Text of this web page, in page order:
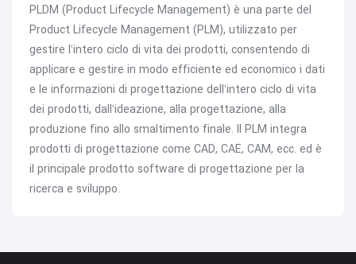
PLDM (Product Lifecycle Management) è una parte del
Product Lifecycle Management (PLM), utilizzato per
gestire l'intero ciclo di vita dei prodotti, consentendo di
applicare e gestire in modo efficiente ed economico i dati
e le informazioni di progettazione dell'intero ciclo di vita
dei prodotti, dall'ideazione, alla progettazione, alla
produzione fino allo smaltimento finale. Il PLM integra
prodotti di progettazione come CAD, CAE, CAM, ecc. ed è
il principale prodotto software di progettazione per la
ricerca e sviluppo.